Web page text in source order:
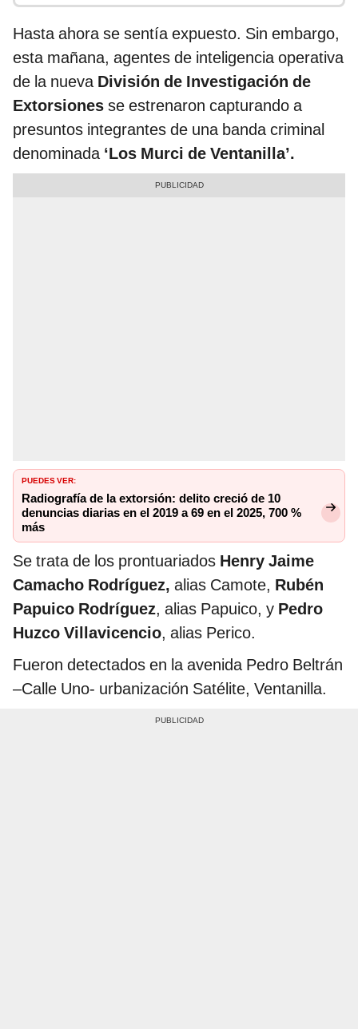
Hasta ahora se sentía expuesto. Sin embargo,
esta mañana, agentes de inteligencia operativa
de la nuevaDivisión de Investigación de
Extorsiones se estrenaron capturando a
presuntos integrantes de una banda criminal
denominada ‘Los Murci de Ventanilla’.
PUEDES VER:
Radiografía de la extorsión: delito creció de 10
denuncias diarias en el 2019 a 69 en el 2025, 700 %
más
Se trata de los prontuariados Henry Jaime
Camacho Rodríguez, alias Camote, Rubén
Papuico Rodríguez, alias Papuico, y Pedro
Huzco Villavicencio, alias Perico.
Fueron detectados en la avenida Pedro Beltrán
–Calle Uno- urbanización Satélite, Ventanilla.